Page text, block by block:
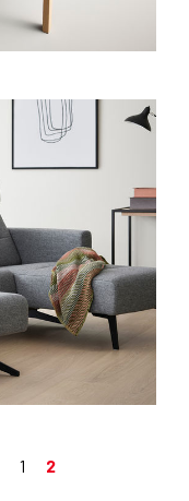
Pagina
1
Huidige
2